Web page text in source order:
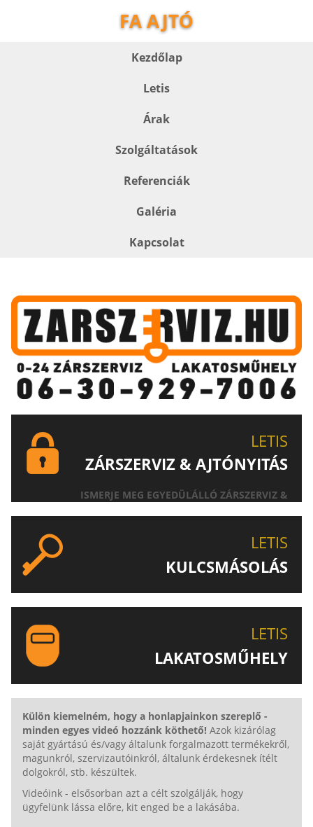
FA AJTÓ
Kezdőlap
Letis
Árak
Szolgáltatások
Referenciák
Galéria
Kapcsolat
LETIS
ZÁRSZERVIZ & AJTÓNYITÁS
ISMERJE MEG EGYEDÜLÁLLÓ ZÁRSZERVIZ &
LETIS
KULCSMÁSOLÁS
LETIS
LAKATOSMŰHELY
Külön kiemelném, hogy a honlapjainkon szereplő -
minden egyes videó hozzánk köthető! Azok kizárólag
saját gyártású és/vagy általunk forgalmazott termékekről,
magunkról, szervizautóinkról, általunk érdekesnek ítélt
dolgokról, stb. készültek.
Videóink - elsősorban azt a célt szolgálják, hogy
ügyfelünk lássa előre, kit enged be a lakásába.